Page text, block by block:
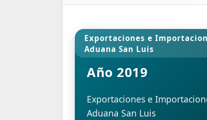
Exportaciones e
Aduana San Luis
Año 2019
Exportaciones e
Aduana San Luis